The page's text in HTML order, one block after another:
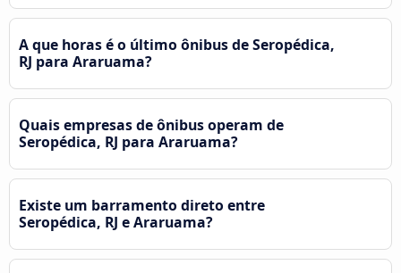
A que horas é o último ônibus de Seropédica,
RJ para Araruama?
Quais empresas de ônibus operam de
Seropédica, RJ para Araruama?
Existe um barramento direto entre
Seropédica, RJ e Araruama?